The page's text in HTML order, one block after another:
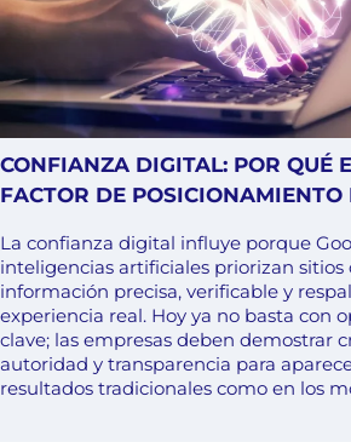
CONFIANZA DIGITAL: POR QUÉ
FACTOR DE POSICIONAMIENTO
La confianza digital influye porque
inteligencias artificiales priorizan sitios
información precisa, verificable y
experiencia real. Hoy ya no basta con
clave; las empresas deben demostrar
autoridad y transparencia para
resultados tradicionales como en los